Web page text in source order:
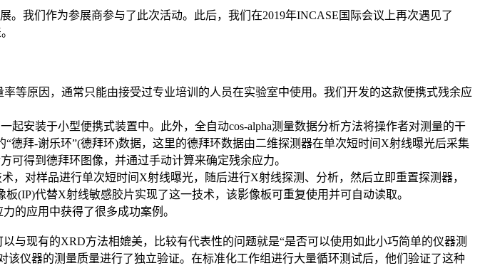
我们作为参展商参与了此次活动。此后，我们在2019年INCASE国际会议上再次遇见了
等原因，通常只能由接受过专业培训的人员在实验室中使用。我们开发的这款便携式残余应
安装于小型便携式装置中。此外，全自动cos-alpha测量数据分析方法将操作者对测量的干
德拜-谢乐环”(德拜环)数据，这里的德拜环数据由二维探测器在单次短时间X射线曝光后采集
可得到德拜环图像，并通过手动计算来确定残余应力。
对样品进行单次短时间X射线曝光，随后进行X射线探测、分析，然后立即重置探测器，
(IP)代替X射线敏感胶片实现了这一技术，该影像板可重复使用并可自动读取。
的应用中获得了很多成功案例。
与现有的XRD方法相媲美，比较有代表性的问题就是“是否可以使用如此小巧简单的仪器测
该仪器的测量质量进行了独立验证。在标准化工作组进行大量循环测试后，他们验证了这种